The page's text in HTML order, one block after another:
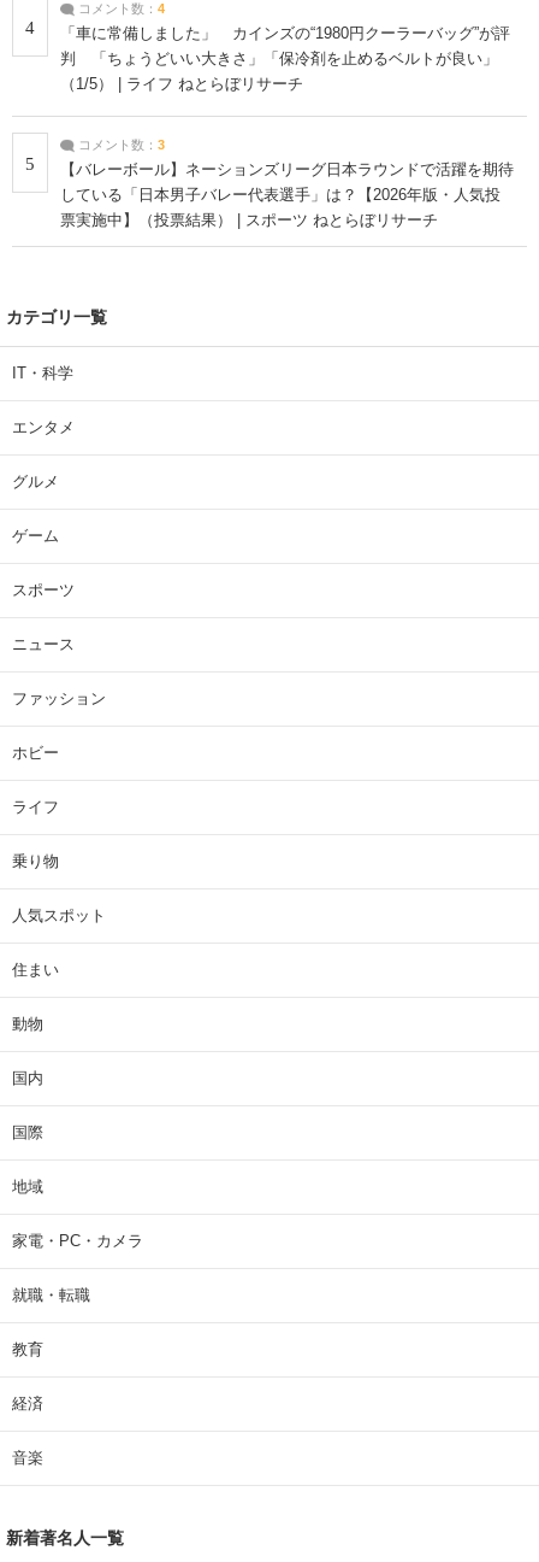
4
コメント数： 4
「車に常備しました」 カインズの“1980円クーラーバッグ”が評
判 「ちょうどいい大きさ」「保冷剤を止めるベルトが良い」
（1/5） | ライフ ねとらぼリサーチ
5
コメント数： 3
【バレーボール】ネーションズリーグ日本ラウンドで活躍を期待
している「日本男子バレー代表選手」は？【2026年版・人気投
票実施中】（投票結果） | スポーツ ねとらぼリサーチ
カテゴリ一覧
IT・科学
エンタメ
グルメ
ゲーム
スポーツ
ニュース
ファッション
ホビー
ライフ
乗り物
人気スポット
住まい
動物
国内
国際
地域
家電・PC・カメラ
就職・転職
教育
経済
音楽
新着著名人一覧